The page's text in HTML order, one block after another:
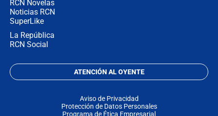
RCN Novelas
Noticias RCN
SuperLike
La República
RCN Social
ATENCIÓN AL OYENTE
Aviso de Privacidad
Protección de Datos Personales
Programa de Ética Empresarial